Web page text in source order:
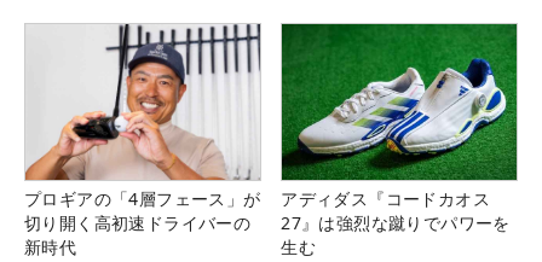
プロギアの「4層フェース」が
切り開く高初速ドライバーの
新時代
アディダス『コードカオス
27』は強烈な蹴りでパワーを
生む